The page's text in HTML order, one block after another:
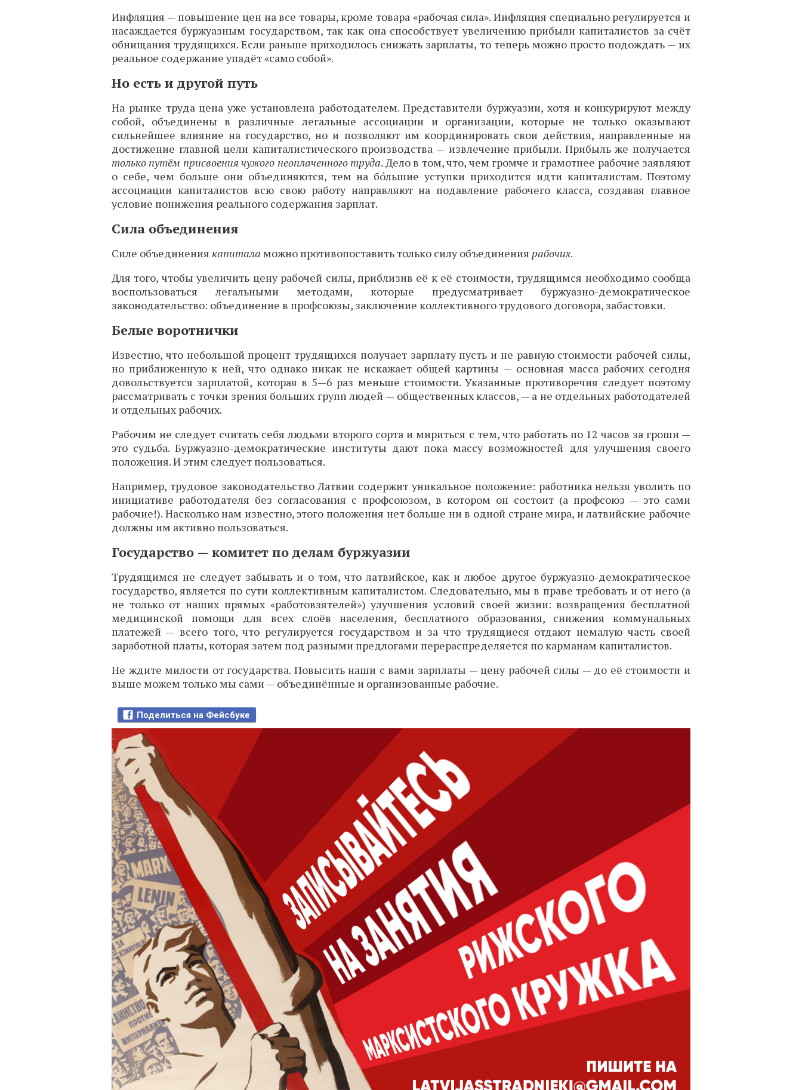
Инфляция — повышение цен на все товары, кроме товара «рабочая сила». Инфляция специально регулируется и
насаждается буржуазным государством, так как она способствует увеличению прибыли капиталистов за счёт
обнищания трудящихся. Если раньше приходилось снижать зарплаты, то теперь можно просто подождать — их
реальное содержание упадёт «само собой».
Но есть и другой путь
На рынке труда цена уже установлена работодателем. Представители буржуазии, хотя и конкурируют между
собой, объединены в различные легальные ассоциации и организации, которые не только оказывают
сильнейшее влияние на государство, но и позволяют им координировать свои действия, направленные на
достижение главной цели капиталистического производства — извлечение прибыли. Прибыль же получается
только путём присвоения чужого неоплаченного труда. Дело в том, что, чем громче и грамотнее рабочие заявляют
о себе, чем больше они объединяются, тем на бо́льшие уступки приходится идти капиталистам. Поэтому
ассоциации капиталистов всю свою работу направляют на подавление рабочего класса, создавая главное
условие понижения реального содержания зарплат.
Сила объединения
Силе объединения капитала можно противопоставить только силу объединения рабочих.
Для того, чтобы увеличить цену рабочей силы, приблизив её к её стоимости, трудящимся необходимо сообща
воспользоваться легальными методами, которые предусматривает буржуазно-демократическое
законодательство: объединение в профсоюзы, заключение коллективного трудового договора, забастовки.
Белые воротнички
Известно, что небольшой процент трудящихся получает зарплату пусть и не равную стоимости рабочей силы,
но приближенную к ней, что однако никак не искажает общей картины — основная масса рабочих сегодня
довольствуется зарплатой, которая в 5—6 раз меньше стоимости. Указанные противоречия следует поэтому
рассматривать с точки зрения больших групп людей — общественных классов, — а не отдельных работодателей
и отдельных рабочих.
Рабочим не следует считать себя людьми второго сорта и мириться с тем, что работать по 12 часов за гроши —
это судьба. Буржуазно-демократические институты дают пока массу возможностей для улучшения своего
положения. И этим следует пользоваться.
Например, трудовое законодательство Латвии содержит уникальное положение: работника нельзя уволить по
инициативе работодателя без согласования с профсоюзом, в котором он состоит (а профсоюз — это сами
рабочие!). Насколько нам известно, этого положения нет больше ни в одной стране мира, и латвийские рабочие
должны им активно пользоваться.
Государство — комитет по делам буржуазии
Трудящимся не следует забывать и о том, что латвийское, как и любое другое буржуазно-демократическое
государство, является по сути коллективным капиталистом. Следовательно, мы в праве требовать и от него (а
не только от наших прямых «работовзятелей») улучшения условий своей жизни: возвращения бесплатной
медицинской помощи для всех слоёв населения, бесплатного образования, снижения коммунальных
платежей — всего того, что регулируется государством и за что трудящиеся отдают немалую часть своей
заработной платы, которая затем под разными предлогами перераспределяется по карманам капиталистов.
Не ждите милости от государства. Повысить наши с вами зарплаты — цену рабочей силы — до её стоимости и
выше можем только мы сами — объединённые и организованные рабочие.
Поделиться на Фейсбуке